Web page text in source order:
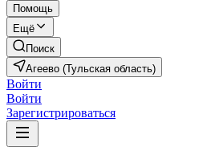
Помощь
Ещё
Поиск
Агеево (Тульская область)
Войти
Войти
Зарегистрироваться